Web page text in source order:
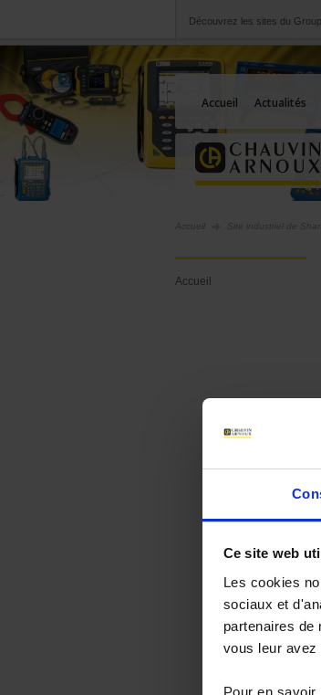
Ce site web
Les cookies
sociaux et
partenaires de
vous leur
Pour en
Découvrez les sites du
Chauvin Arnoux
Accueil Actualités
Site industriel de
Accueil